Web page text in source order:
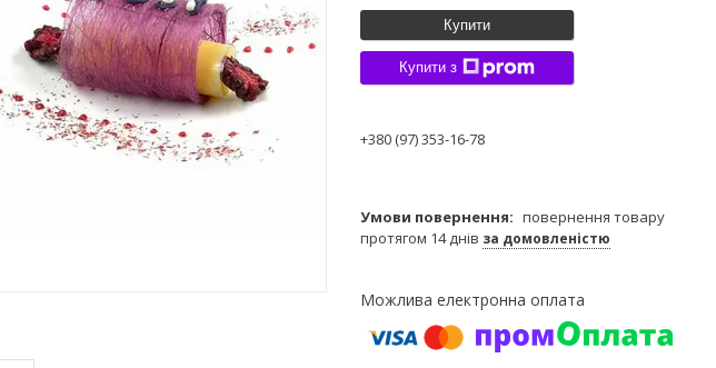
Купити
Купити з
+380 (97) 353-16-78
повернення товару
протягом 14 днів за домовленістю